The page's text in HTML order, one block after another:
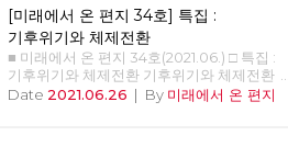
어갔다. 완주에는 총 23회의 출사에 13개월이
걸렸다. 서울둘레길은 산악마라톤 또는 트레
일러닝 선수가 달린다면 하루 만에 완주할 수
있는 구간이다. 하지만 경계사진은 서울둘레
길 만이 아니라 둘레길 주변의 문화와 역사까
지 둘러 보며 걸었고, 이 때문에 실제로는 더
[미래에서 온 편지 34호] 특집 :
기후위기와 체제전환
■ 미래에서 온 편지 34호(2021.06.) □ 특집 :
기후위기와 체제전환 기후위기와 체제전환
김현우 동지 강연 정리 1.5도 티핑포인트 '1.5
Date 2021.06.26 | By 미래에서 온 편지